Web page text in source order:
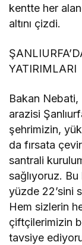
kentte her
altını çizdi.
YATIRIMLARI
Bakan Nebati,
arazisi
şehrimizin,
da fırsata
santrali
sağlıyoruz. Bu
yüzde 22’sini
Hem sizlerin
çiftçilerimizin
tavsiye